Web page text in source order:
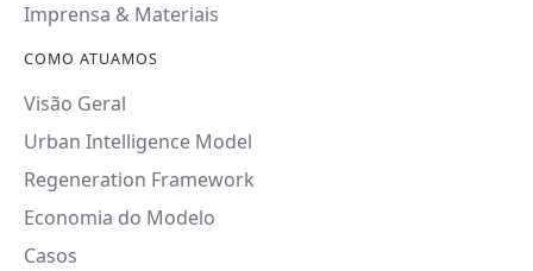
Imprensa & Materiais
COMO ATUAMOS
Visão Geral
Urban Intelligence Model
Regeneration Framework
Economia do Modelo
Casos